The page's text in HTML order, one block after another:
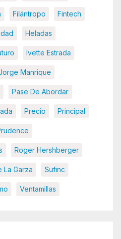
Filántropo Fintech
Heladas
Ivette Estrada
Manrique
Pase De Abordar
Precio Principal
Roger Hershberger
La Garza Sufinc
Ventamillas